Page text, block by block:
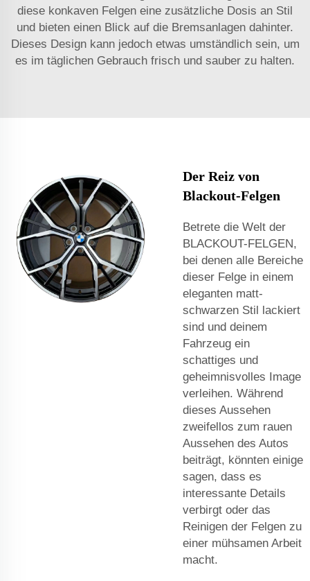
diese konkaven Felgen eine zusätzliche Dosis an Stil
und bieten einen Blick auf die Bremsanlagen dahinter.
Dieses Design kann jedoch etwas umständlich sein, um
es im täglichen Gebrauch frisch und sauber zu halten.
Der Reiz von
Blackout-Felgen
Betrete die Welt der
BLACKOUT-FELGEN,
bei denen alle Bereiche
dieser Felge in einem
eleganten matt-
schwarzen Stil lackiert
sind und deinem
Fahrzeug ein
schattiges und
geheimnisvolles Image
verleihen. Während
dieses Aussehen
zweifellos zum rauen
Aussehen des Autos
beiträgt, könnten einige
sagen, dass es
interessante Details
verbirgt oder das
Reinigen der Felgen zu
einer mühsamen Arbeit
macht.